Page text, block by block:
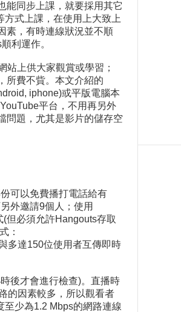
能同步上課，就要採用其它
方式上課，在使用上大致上
素，有時連線狀況並不順
利運作。
上供大家觀賞或學習；
所費不貲。本文介紹的
iphone)或平版電腦本
平台，不用再另外
問題，尤其是影片的儲存空
可以免費播打電話給有
外邀請9個人；使用
但必須允許Hangouts存取
：
多達150位使用者互傳即時
後才會進行檢查)。直播時
的因素較多，所以觀看者
少為1.2 Mbps的網路連線